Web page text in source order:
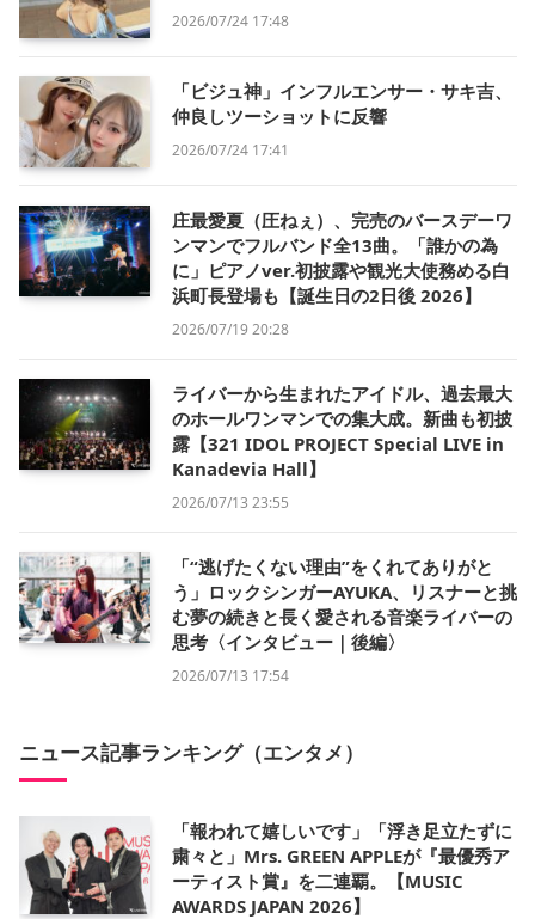
2026/07/24 17:48
「ビジュ神」インフルエンサー・サキ吉、
仲良しツーショットに反響
2026/07/24 17:41
庄最愛夏（圧ねぇ）、完売のバースデーワ
ンマンでフルバンド全13曲。「誰かの為
に」ピアノver.初披露や観光大使務める白
浜町長登場も【誕生日の2日後 2026】
2026/07/19 20:28
ライバーから生まれたアイドル、過去最大
のホールワンマンでの集大成。新曲も初披
露【321 IDOL PROJECT Special LIVE in
Kanadevia Hall】
2026/07/13 23:55
「“逃げたくない理由”をくれてありがと
う」ロックシンガーAYUKA、リスナーと挑
む夢の続きと長く愛される音楽ライバーの
思考〈インタビュー｜後編〉
2026/07/13 17:54
ニュース記事ランキング（エンタメ）
「報われて嬉しいです」「浮き足立たずに
粛々と」Mrs. GREEN APPLEが『最優秀ア
ーティスト賞』を二連覇。【MUSIC
AWARDS JAPAN 2026】